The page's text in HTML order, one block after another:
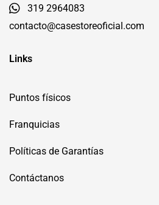
319 2964083
contacto@casestoreoficial.com
Links
Puntos físicos
Franquicias
Políticas de Garantías
Contáctanos